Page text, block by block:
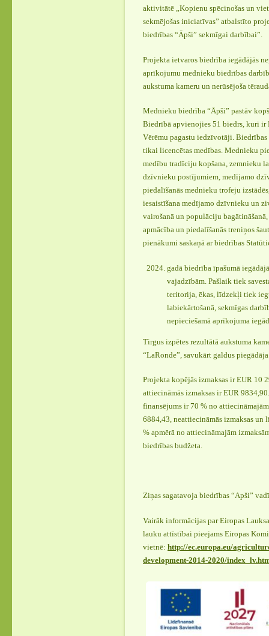
aktivitātē „Kopienu spēcinošas un
sekmējošas iniciatīvas” atbalstīto
biedrības “Āpši” sekmīgai darbībai”.
Projekta ietvaros biedrība iegādājās
aprīkojumu mednieku biedrības
aukstuma kameru un nerūsējoša
Mednieku biedrība “Āpši” pastāv
Biedrībā apvienojies 51 biedrs, kuri ir
Vērēmu pagastu iedzīvotāji. Biedrības
tikai licencētas medības. Mednieku
medību tradīciju kopšana, zemnieku
dzīvnieku postījumiem, medījamo
piedalīšanās mednieku trofeju
iesaistīšana medījamo dzīvnieku un
vairošanā un populāciju
apmācība un piedalīšanās treniņos
pienākumi saskaņā ar biedrības
gadā biedrība īpašumā
vajadzībām. Pašlaik tiek
teritorija, ēkas, līdzekļi tiek
labiekārtošanā, sekmīgas
nepieciešamā aprīkojuma
Tirgus izpētes rezultātā aukstuma
“LaRonde”, savukārt galdus
Projekta kopējās izmaksas ir EUR 10
attiecināmās izmaksas ir EUR
finansējums ir 70 % no
6884,43, neattiecināmās izmaksas un
% apmērā no attiecināmajām
biedrības budžeta.
Ziņas sagatavoja biedrības “Apši”
Vairāk informācijas par Eiropas
lauku attīstībai pieejams Eiropas
vietnē: http://ec.europa.eu/
development-2014-2020/